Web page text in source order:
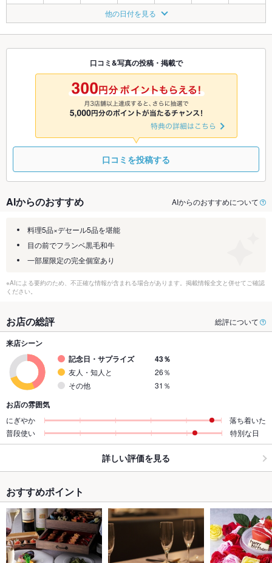
◎ ◎
8/26
◎
8/27
◎
8/28
◎ ◎ ◎
8/31 9/1 9/2
◎
9/3
◎
9/4
◎
9/5 9/6
9/9
◎ ◎ ◎ ◎
他の日付を見る
口コミ&写真の投稿・掲載で
口コミを投稿する
AIからのおすすめ AIからのおすすめについて
料理5品×デセール5品を堪能
目の前でフランベ黒毛和牛
一部屋限定の完全個室あり
※AIによる要約のため、不正確な情報が含まれる場合があります。掲載情報全文と併せてご確認
ください。
お店の総評 総評について
来店シーン
記念日・サプライズ
43％
友人・知人と
26％
その他
31％
お店の雰囲気
にぎやか
落ち着いた
普段使い
特別な日
詳しい評価を見る
おすすめポイント